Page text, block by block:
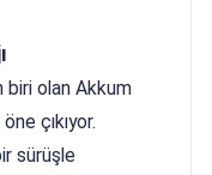
biri olan Akkum
çıkıyor.
sürüşle